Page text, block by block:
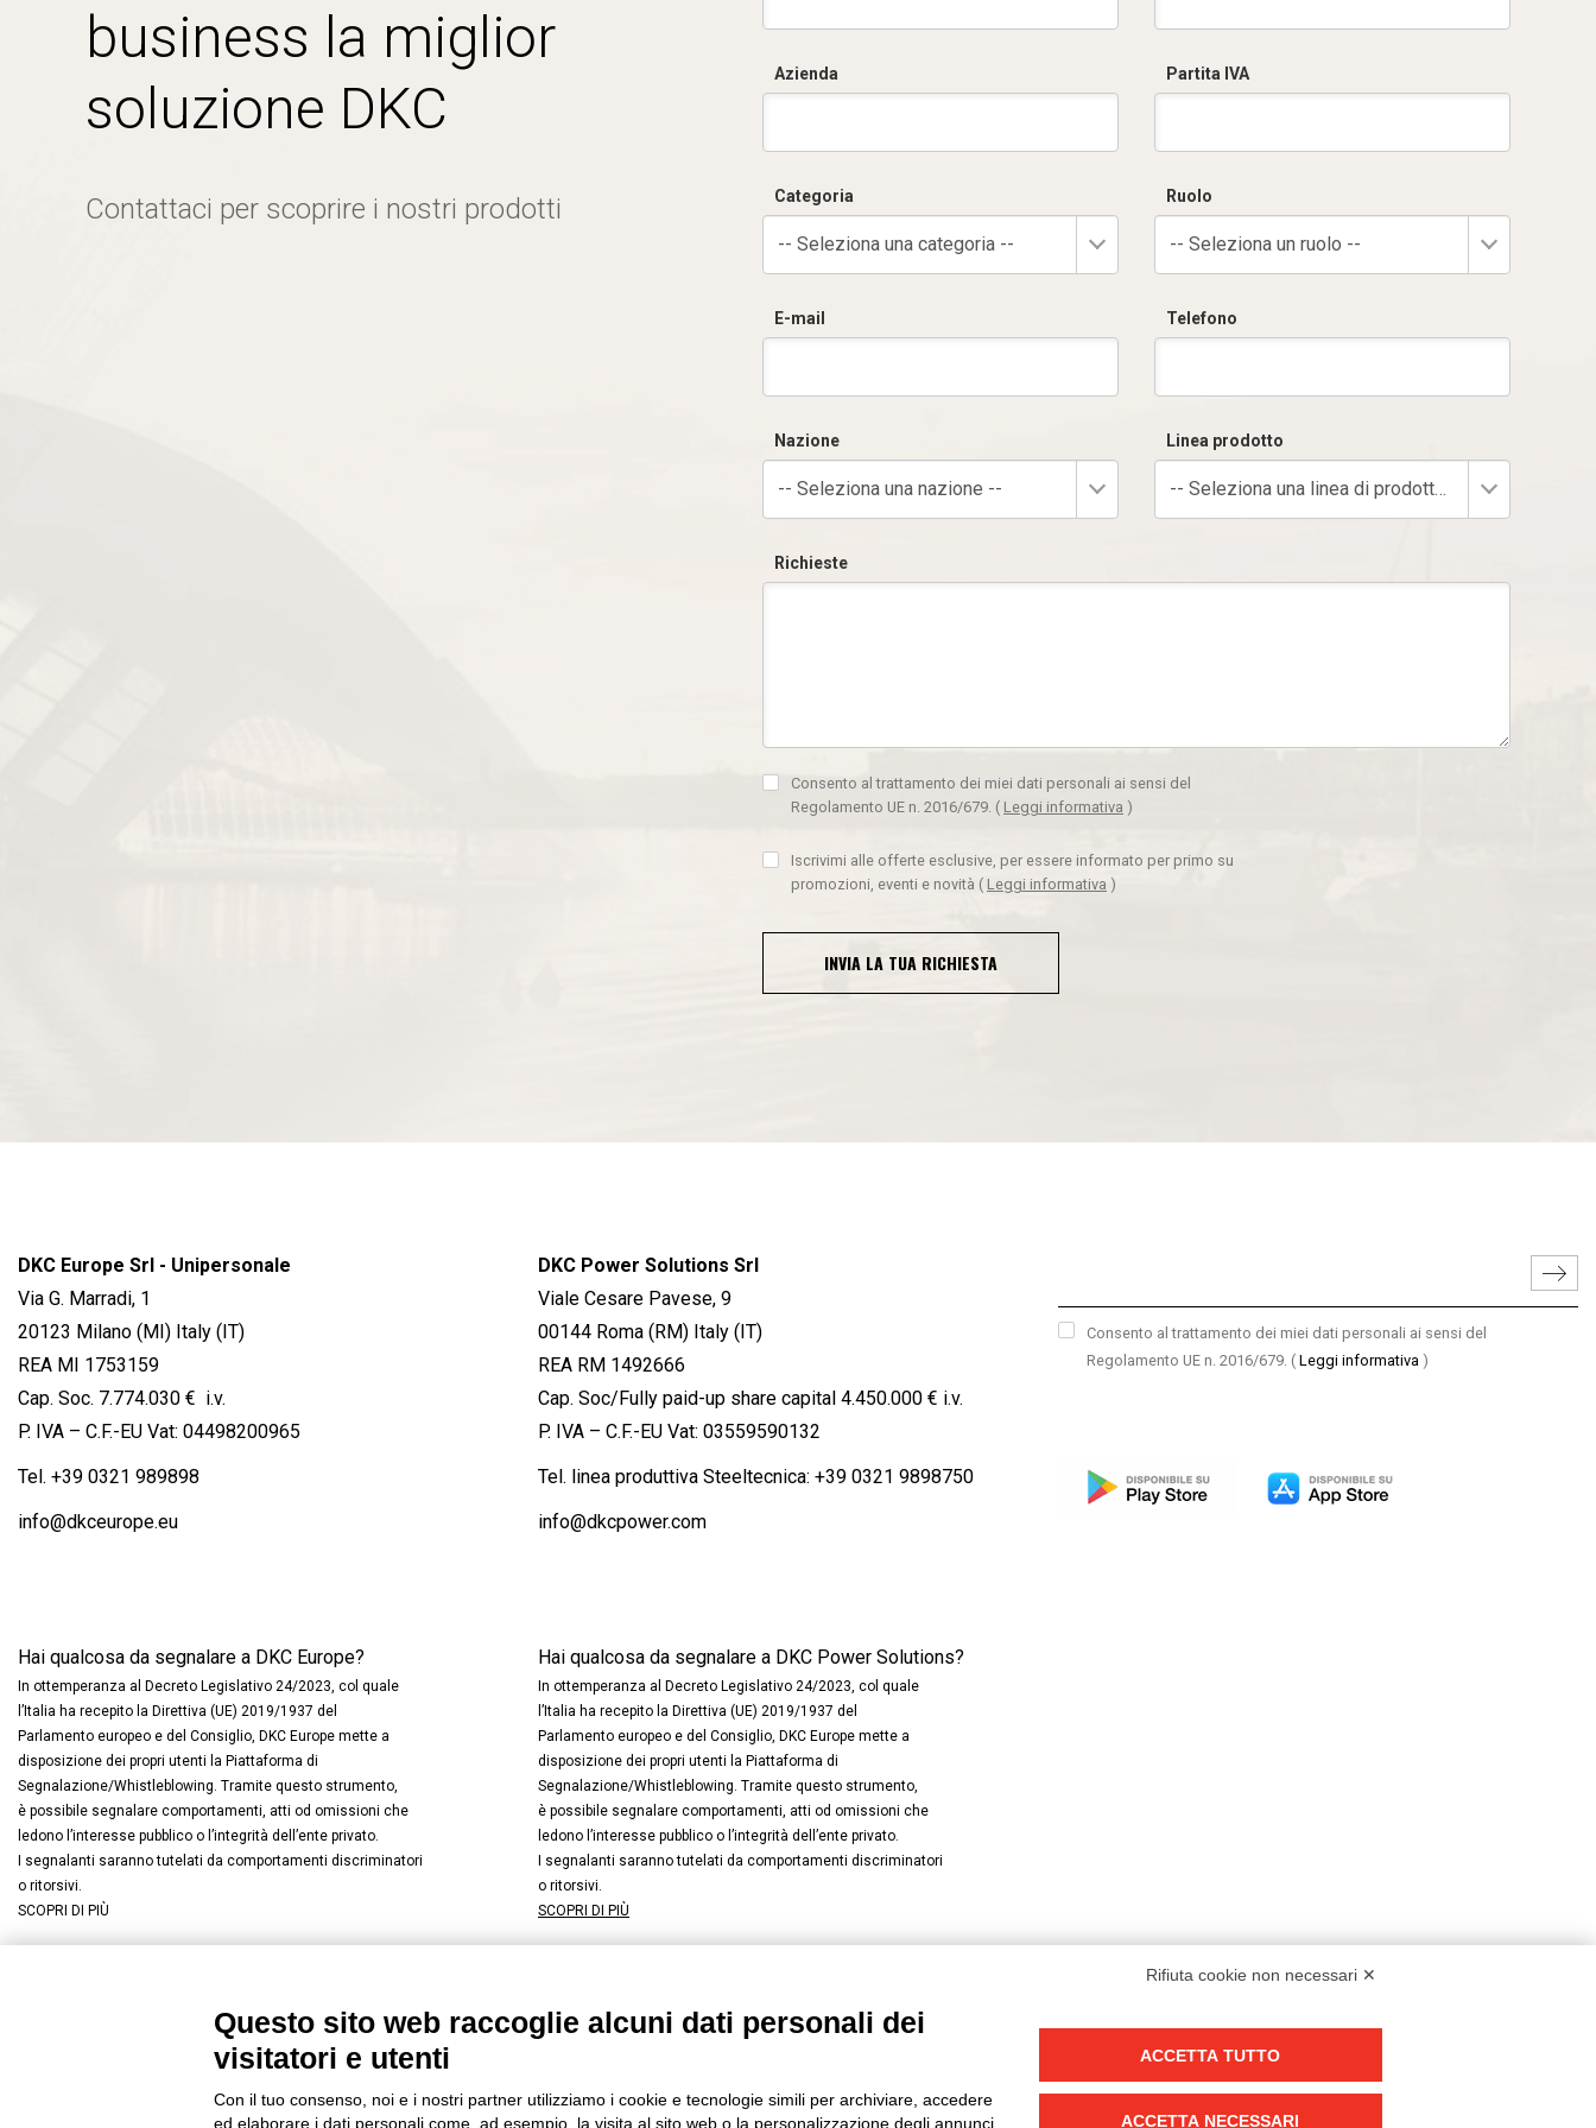
business la miglior
soluzione DKC
Contattaci per scoprire i nostri prodotti
Azienda Partita IVA
Categoria
-- Seleziona una categoria --
Ruolo
-- Seleziona un ruolo --
E-mail Telefono
Nazione
-- Seleziona una nazione --
Linea prodotto
-- Seleziona una linea di prodotto --
Richieste
Consento al trattamento dei miei dati personali ai sensi del
Regolamento UE n. 2016/679. ( Leggi informativa )
Iscrivimi alle offerte esclusive, per essere informato per primo su
promozioni, eventi e novità ( Leggi informativa )
INVIA LA TUA RICHIESTA
DKC Europe Srl - Unipersonale
Via G. Marradi, 1
20123 Milano (MI) Italy (IT)
REA MI 1753159
Cap. Soc. 7.774.030 € i.v.
P. IVA – C.F.-EU Vat: 04498200965
Tel. +39 0321 989898
info@dkceurope.eu
Hai qualcosa da segnalare a DKC Europe?
In ottemperanza al Decreto Legislativo 24/2023, col quale
l’Italia ha recepito la Direttiva (UE) 2019/1937 del
Parlamento europeo e del Consiglio, DKC Europe mette a
disposizione dei propri utenti la Piattaforma di
Segnalazione/Whistleblowing. Tramite questo strumento,
è possibile segnalare comportamenti, atti od omissioni che
ledono l’interesse pubblico o l’integrità dell’ente privato.
I segnalanti saranno tutelati da comportamenti discriminatori
o ritorsivi.
SCOPRI DI PIÙ
DKC Power Solutions Srl
Viale Cesare Pavese, 9
00144 Roma (RM) Italy (IT)
REA RM 1492666
Cap. Soc/Fully paid-up share capital 4.450.000 € i.v.
P. IVA – C.F.-EU Vat: 03559590132
Tel. linea produttiva Steeltecnica: +39 0321 9898750
info@dkcpower.com
Hai qualcosa da segnalare a DKC Power Solutions?
In ottemperanza al Decreto Legislativo 24/2023, col quale
l’Italia ha recepito la Direttiva (UE) 2019/1937 del
Parlamento europeo e del Consiglio, DKC Europe mette a
disposizione dei propri utenti la Piattaforma di
Segnalazione/Whistleblowing. Tramite questo strumento,
è possibile segnalare comportamenti, atti od omissioni che
ledono l’interesse pubblico o l’integrità dell’ente privato.
I segnalanti saranno tutelati da comportamenti discriminatori
o ritorsivi.
SCOPRI DI PIÙ
Consento al trattamento dei miei dati personali ai sensi del
Regolamento UE n. 2016/679. ( Leggi informativa )
FACEBOOK LINKEDIN / YOUTUBE INSTAGRAM
Privacy -Cookies -Modifica preferenze Cookie
Rifiuta cookie non necessari ✕
Questo sito web raccoglie alcuni dati personali dei
visitatori e utenti
Con il tuo consenso, noi e i nostri partner utilizziamo i cookie e tecnologie simili per archiviare, accedere
ed elaborare i dati personali come, ad esempio, la visita al sito web o la personalizzazione degli annunci.
ACCETTA TUTTO
ACCETTA NECESSARI